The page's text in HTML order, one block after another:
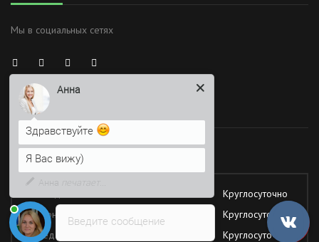
Мы в социальных сетях
Время работы
Работаем без обеда и выходных
Круглосуточно
Вторник
Круглосуточно
Среда
Круглосуточно
Введите сообщение
Здравствуйте
Я Вас вижу)
Напишите сюда свой вопрос.
Возможно, его решение будет
быстрее